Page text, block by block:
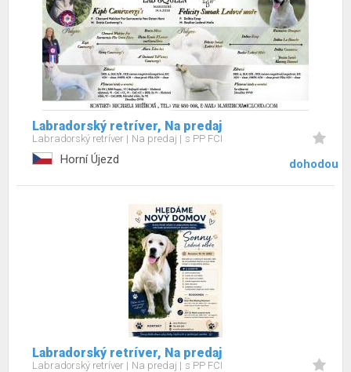
Labradorský retríver, Na predaj
Labradorský retríver Na predaj s PP FCI
Horní Újezd dohodou
Labradorský retríver, Na predaj
Labradorský retríver Na predaj s PP FCI